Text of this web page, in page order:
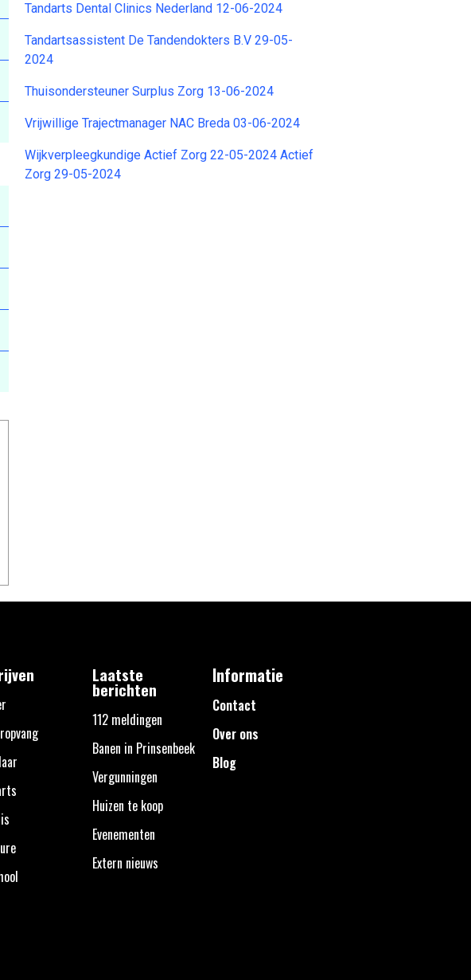
Tandarts Dental Clinics Nederland 12-06-2024
Tandartsassistent De Tandendokters B.V 29-05-
2024
Thuisondersteuner Surplus Zorg 13-06-2024
Vrijwillige Trajectmanager NAC Breda 03-06-2024
Wijkverpleegkundige Actief Zorg 22-05-2024 Actief
Zorg 29-05-2024
Laatste
berichten
112 meldingen
Banen in Prinsenbeek
Vergunningen
Huizen te koop
Evenementen
Extern nieuws
Informatie
Contact
Over ons
Blog